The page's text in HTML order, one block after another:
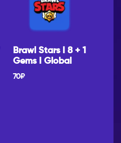
Brawl Stars I 8 + 1
Gems I Global
70₽